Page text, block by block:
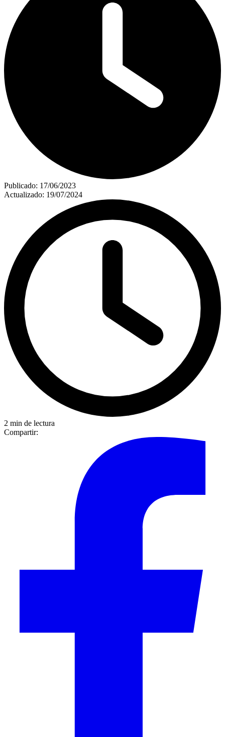
Publicado: 17/06/2023
Actualizado: 19/07/2024
2 min de lectura
Compartir: